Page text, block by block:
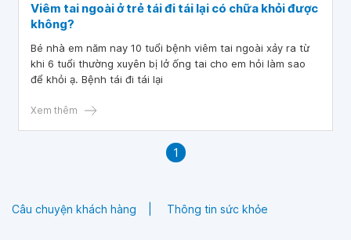
Viêm tai ngoài ở trẻ tái đi tái lại có chữa khỏi được
không?
Bé nhà em năm nay 10 tuổi bệnh viêm tai ngoài xảy ra từ
khi 6 tuổi thường xuyên bị lở ống tai cho em hỏi làm sao
để khỏi ạ. Bệnh tái đi tái lại
Xem thêm
1
Câu chuyện khách hàng Thông tin sức khỏe